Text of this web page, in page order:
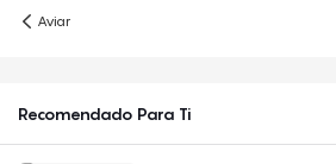
Aviar
Recomendado Para Ti